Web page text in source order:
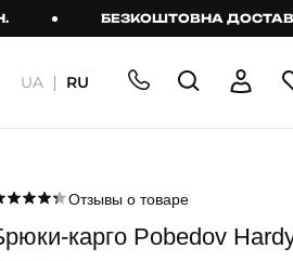
БЕЗКОШТОВНА ДОСТАВКА ВІД
шорти
Шорти
UA RU
Отзывы о товаре
карго Pobedov